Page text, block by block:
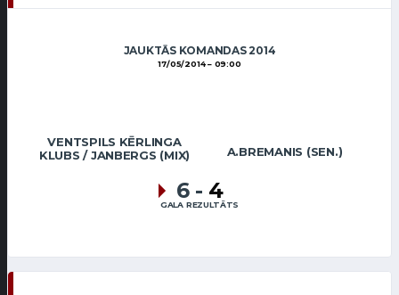
JAUKTĀS KOMANDAS 2014
17/05/2014 09:00
VENTSPILS KĒRLINGA
KLUBS / JANBERGS (MIX)
A.BREMANIS (SEN.)
6 - 4
GALA REZULTĀTS